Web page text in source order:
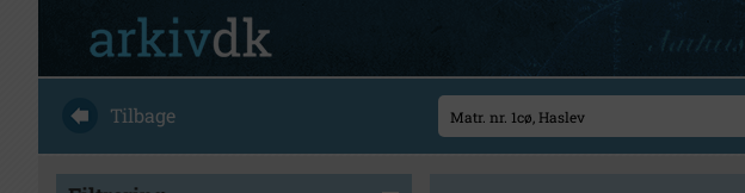
Tilbage